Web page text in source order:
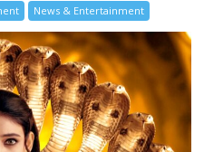
News & Entertainment